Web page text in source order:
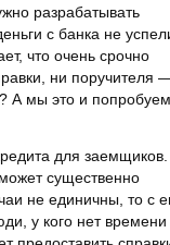
разрабатывать
с банка не
что очень срочно
ни поручителя
А мы это и попробуем
для
существенно
не единичны, то с
у кого нет времени